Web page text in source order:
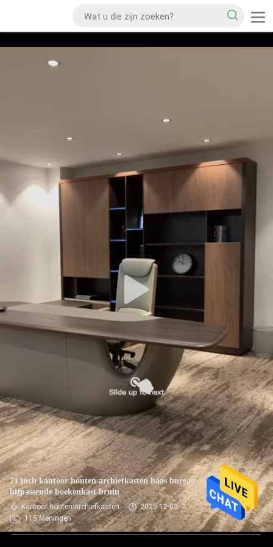
71 inch kantoor houten archiefkasten baas bureau
bijpassende boekenkast bruin
Kantoor houten archiefkasten
2025-12-03
115 Meningen